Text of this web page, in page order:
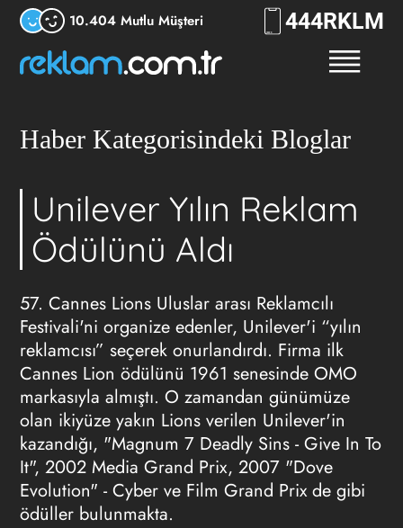
10.404 Mutlu Müşteri 4447556
Haber Kategorisindeki Bloglar
Unilever Yılın Reklam
Ödülünü Aldı
57. Cannes Lions Uluslar arası Reklamcılı
Festivali'ni organize edenler, Unilever'i “yılın
reklamcısı” seçerek onurlandırdı. Firma ilk
Cannes Lion ödülünü 1961 senesinde OMO
markasıyla almıştı. O zamandan günümüze
olan ikiyüze yakın Lions verilen Unilever'in
kazandığı, "Magnum 7 Deadly Sins - Give In To
It", 2002 Media Grand Prix, 2007 "Dove
Evolution" - Cyber ve Film Grand Prix de gibi
ödüller bulunmakta.